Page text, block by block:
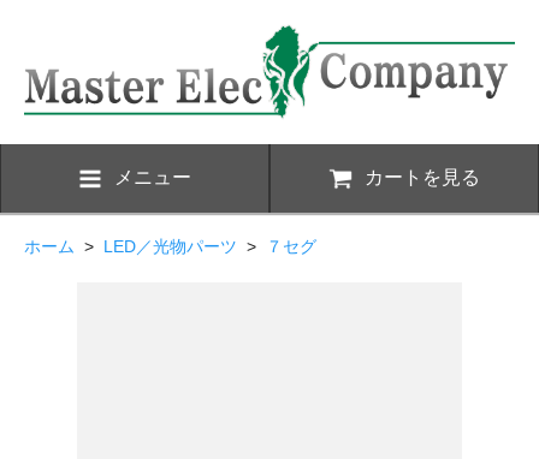
メニュー カートを見る
ホーム > LED／光物パーツ > ７セグ